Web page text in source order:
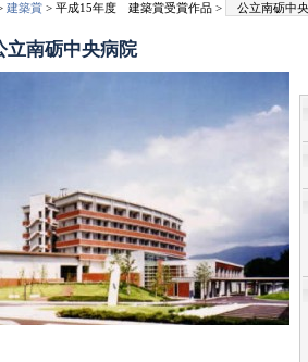
建築賞 > 平成15年度 建築賞受賞作品 > 公立南砺中
立南砺中央病院